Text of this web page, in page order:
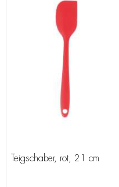
Teigschaber, rot, 21 cm